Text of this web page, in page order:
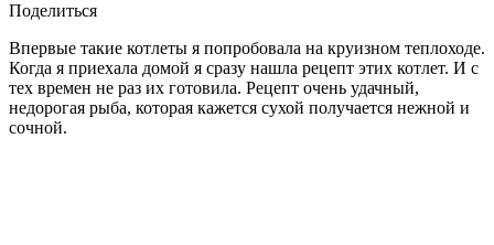
Поделиться
Впервые такие котлеты я попробовала на круизном теплоходе.
Когда я приехала домой я сразу нашла рецепт этих котлет. И с
тех времен не раз их готовила. Рецепт очень удачный,
недорогая рыба, которая кажется сухой получается нежной и
сочной.